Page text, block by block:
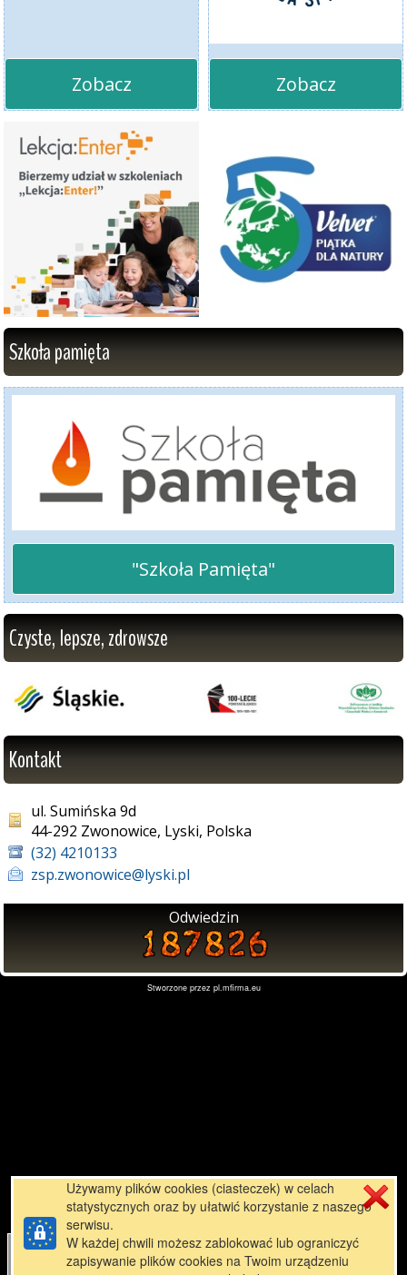
Zobacz Zobacz
Szkoła pamięta
"Szkoła Pamięta"
Czyste, lepsze, zdrowsze
Kontakt
ul. Sumińska 9d
44-292 Zwonowice, Lyski, Polska
(32) 4210133
zsp.zwonowice@lyski.pl
Odwiedzin
Stworzone przez pl.mfirma.eu
Używamy plików cookies (ciasteczek) w celach
statystycznych oraz by ułatwić korzystanie z naszego
serwisu.
W każdej chwili możesz zablokować lub ograniczyć
zapisywanie plików cookies na Twoim urządzeniu